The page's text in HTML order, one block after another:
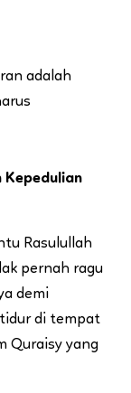
adalah
Kepedulian
Rasulullah
demi
di tempat